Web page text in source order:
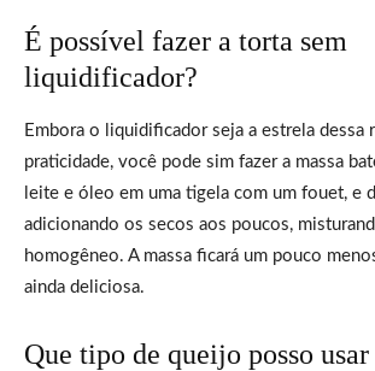
É possível fazer a torta sem
liquidificador?
Embora o liquidificador seja a estrela dessa
praticidade, você pode sim fazer a massa
leite e óleo em uma tigela com um fouet, e
adicionando os secos aos poucos,
homogêneo. A massa ficará um pouco
ainda deliciosa.
Que tipo de queijo posso usar